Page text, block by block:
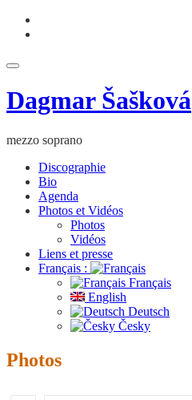
Aller
Déplier
navigation
Dagmar Šašková
mezzo soprano
Discographie
Bio
Agenda
Photos et Vidéos
Photos
Vidéos
Liens et presse
Français :
Français
English
Deutsch
Česky
Photos